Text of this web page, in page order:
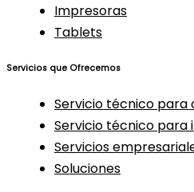
Impresoras
Tablets
Servicios que Ofrecemos
Servicio técnico
Servicio técnico para
Servicios
Soluciones